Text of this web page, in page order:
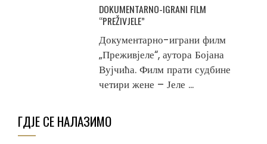
DOKUMENTARNO-IGRANI FILM
“PREŽIVJELE”
Документарно-играни филм
„Преживјеле“, аутора Бојана
Вујчића. Филм прати судбине
четири жене – Јеле ...
ГДЈЕ СЕ НАЛАЗИМО